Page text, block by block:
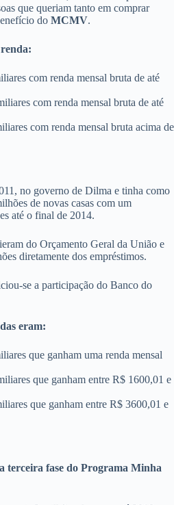
que queriam tanto em comprar
do MCMV.
com renda mensal bruta de até
com renda mensal bruta de até
com renda mensal bruta acima de
no governo de Dilma e tinha como
de novas casas com um
até o final de 2014.
do Orçamento Geral da União e
diretamente dos empréstimos.
se a participação do Banco do
eram:
que ganham uma renda mensal
que ganham entre R$ 1600,01 e
que ganham entre R$ 3600,01 e
terceira fase do Programa Minha